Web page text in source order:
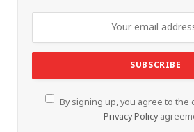
By signing up, you agree to
Privacy Policy